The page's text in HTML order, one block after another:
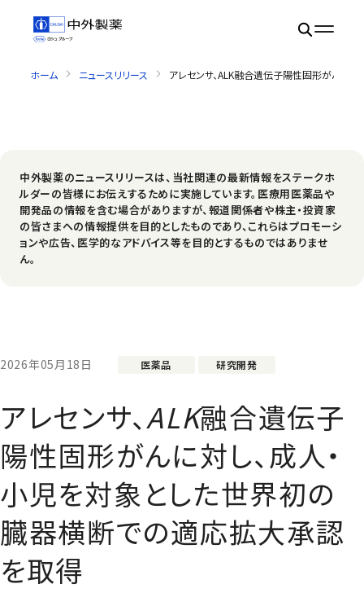
ホーム ニュースリリース アレセンサ、ALK融合遺伝子陽性固形がんに
中外製薬のニュースリリースは、当社関連の最新情報をステークホ
ルダーの皆様にお伝えするために実施しています。医療用医薬品や
開発品の情報を含む場合がありますが、報道関係者や株主・投資家
の皆さまへの情報提供を目的としたものであり、これらはプロモーシ
ョンや広告、医学的なアドバイス等を目的とするものではありませ
ん。
2026年05月18日 医薬品 研究開発
アレセンサ、ALK融合遺伝子
陽性固形がんに対し、成人・
小児を対象とした世界初の
臓器横断での適応拡大承認
を取得